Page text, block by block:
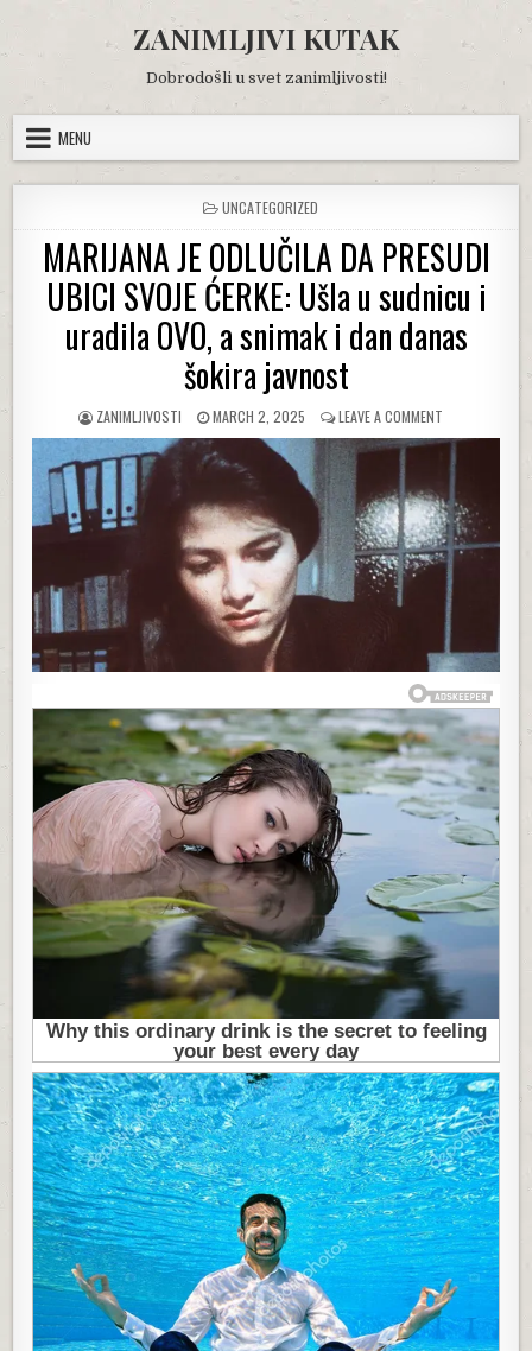
content
ZANIMLJIVI KUTAK
Dobrodošli u svet zanimljivosti!
MENU
POSTED
IN
UNCATEGORIZED
MARIJANA JE ODLUČILA DA PRESUDI
UBICI SVOJE ĆERKE: Ušla u sudnicu i
uradila OVO, a snimak i dan danas
šokira javnost
AUTHOR:
ZANIMLJIVOSTI
PUBLISHED
DATE:
MARCH 2, 2025 LEAVE A COMMENTON
MARIJANA
JE
DA
PRESUDI
UBICI
SVOJE
ĆERKE:
UŠLA
SUDNICU
I
URADILA
OVO,
A
SNIMAK
I
DAN
DANAS
ŠOKIRA
JAVNOST